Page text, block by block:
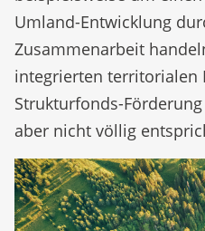
Umland-Entwicklung
Zusammenarbeit
integrierten territorialen
Strukturfonds-
aber nicht völlig